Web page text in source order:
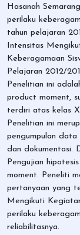
Hasanah
perilaku
tahun pelajaran
Intensitas
Keberagamaan
Pelajaran 2012/
Penelitian ini
product moment,
terdiri atas kelas
Penelitian ini
pengumpulan
dan dokumentasi.
Pengujian
moment. Peneliti
pertanyaan yang
Mengikuti
perilaku
reliabilitasnya.